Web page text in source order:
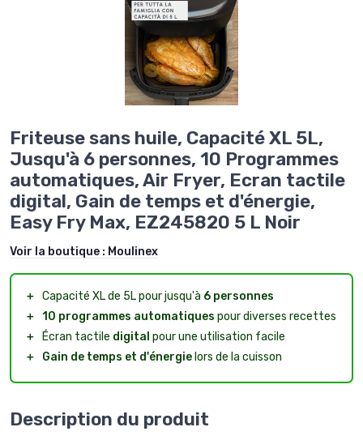
Friteuse sans huile, Capacité XL 5L,
Jusqu'à 6 personnes, 10 Programmes
automatiques, Air Fryer, Ecran tactile
digital, Gain de temps et d'énergie,
Easy Fry Max, EZ245820 5 L Noir
Voir la boutique : Moulinex
＋ Capacité XL de 5L pour jusqu'à 6 personnes
＋ 10 programmes automatiques pour diverses recettes
＋ Écran tactile digital pour une utilisation facile
＋
Gain de temps et d'énergielors de la cuisson
Description du produit